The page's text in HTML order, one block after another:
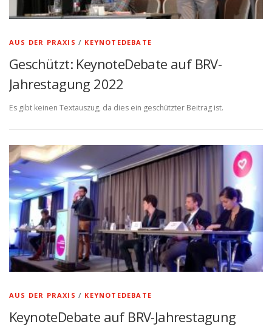
AUS DER PRAXIS / KEYNOTEDEBATE
Geschützt: KeynoteDebate auf BRV-
Jahrestagung 2022
Es gibt keinen Textauszug, da dies ein geschützter Beitrag ist.
AUS DER PRAXIS / KEYNOTEDEBATE
KeynoteDebate auf BRV-Jahrestagung